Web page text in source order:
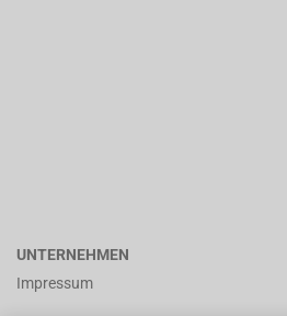
UNTERNEHMEN
Impressum